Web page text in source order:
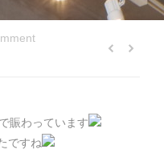
賑わっています
ですね